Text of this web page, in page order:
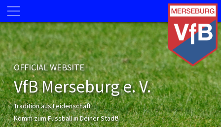
OFFICIAL WEBSITE
VfB Merseburg e. V.
Tradition aus Leidenschaft
Komm zum Fussball in Deiner Stadt!